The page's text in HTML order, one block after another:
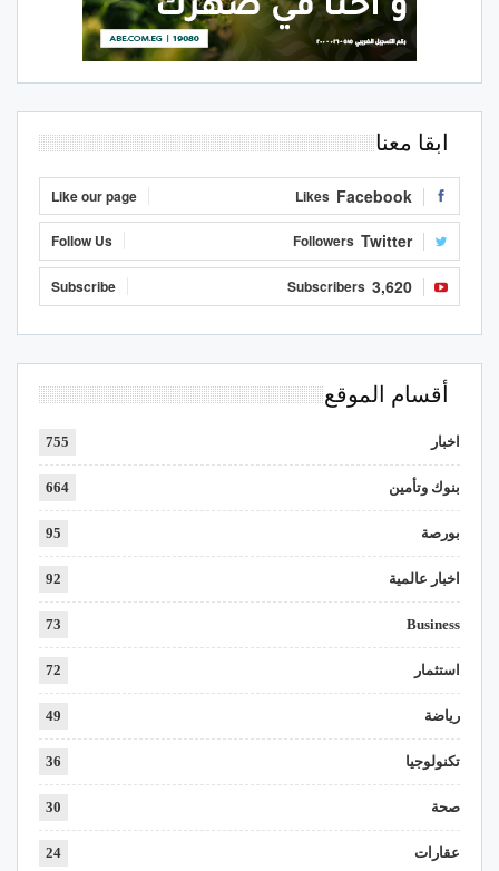
ابقا معنا
Facebook
Likes
Like our page
Twitter
Followers
Follow Us
3,620
Subscribers
Subscribe
أقسام الموقع
اخبار 755
بنوك وتأمين 664
بورصة 95
اخبار عالمية 92
Business
73
استثمار 72
رياضة 49
تكنولوجيا 36
صحة 30
عقارات 24